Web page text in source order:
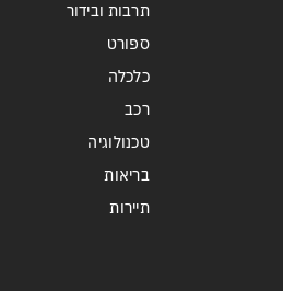
תרבות ובידור
ספורט
כלכלה
רכב
טכנולוגיה
בריאות
תיירות